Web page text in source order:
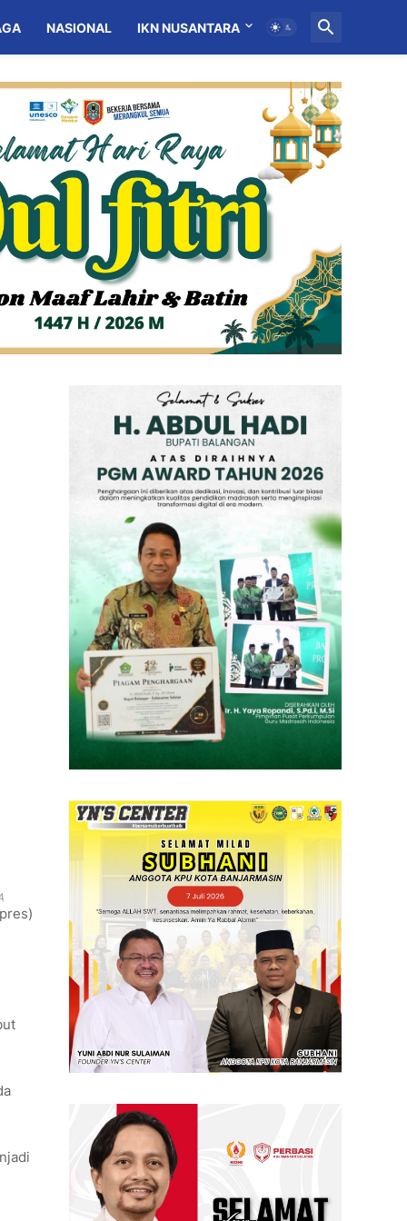
NASIONAL IKN NUSANTARA MITRA